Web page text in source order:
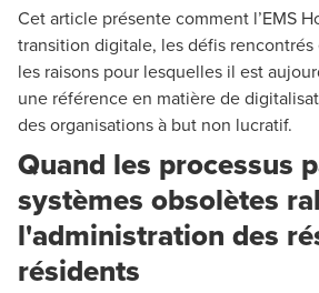
Cet article présente comment l’EMS
transition digitale, les défis
les raisons pour lesquelles il est
une référence en matière de
des organisations à but non lucratif.
Quand les processus
systèmes obsolètes
l'administration des
résidents